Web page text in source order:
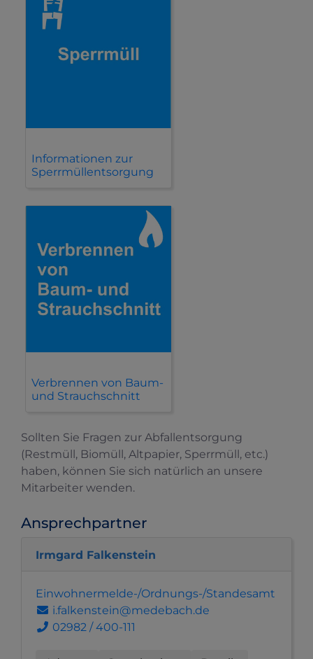
Informationen zur
Sperrmüllentsorgung
Verbrennen von Baum-
und Strauchschnitt
Sollten Sie Fragen zur Abfallentsorgung
(Restmüll, Biomüll, Altpapier, Sperrmüll, etc.)
haben, können Sie sich natürlich an unsere
Mitarbeiter wenden.
Ansprechpartner
Irmgard Falkenstein
Einwohnermelde-/Ordnungs-/Standesamt
i.falkenstein@medebach.de
02982 / 400-111